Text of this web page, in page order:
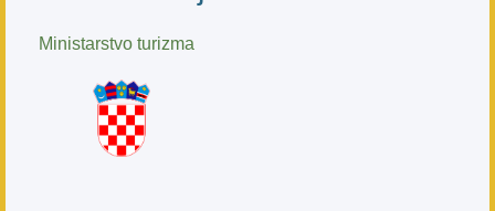
Ministarstvo turizma